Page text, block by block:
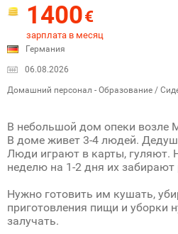
1400€
зарплата в месяц
Германия
06.08.2026
Домашний персонал - Образование /
В небольшой дом опеки возле
В доме живет 3-4 людей.
Люди играют в карты, гуляют.
неделю на 1-2 дня их забирают
Нужно готовить им кушать,
приготовления пищи и уборки
залучать.